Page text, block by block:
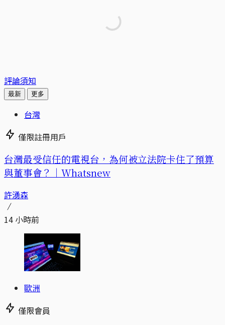
評論須知
最新 更多
台灣
僅限註冊用戶
台灣最受信任的電視台，為何被立法院卡住了預算
與董事會？｜Whatsnew
許湧森
14 小時前
歐洲
僅限會員